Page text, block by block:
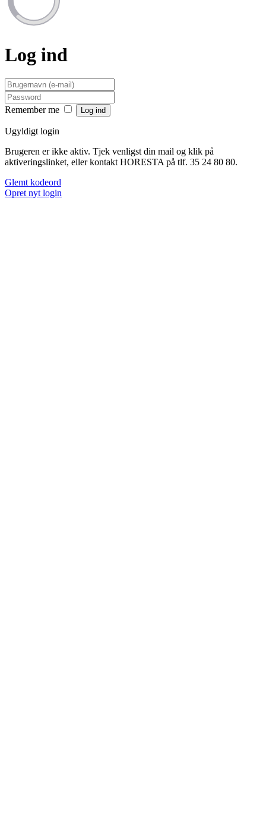
Log ind
Remember me
Ugyldigt login
Brugeren er ikke aktiv. Tjek venligst din mail og klik på
aktiveringslinket, eller kontakt HORESTA på tlf. 35 24 80 80.
Glemt kodeord
Opret nyt login